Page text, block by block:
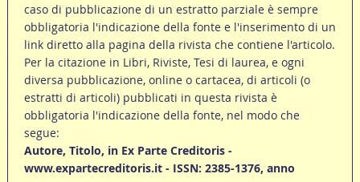
caso di pubblicazione di un estratto parziale è sempre
obbligatoria l'indicazione della fonte e l'inserimento di un
link diretto alla pagina della rivista che contiene l'articolo.
Per la citazione in Libri, Riviste, Tesi di laurea, e ogni
diversa pubblicazione, online o cartacea, di articoli (o
estratti di articoli) pubblicati in questa rivista è
obbligatoria l'indicazione della fonte, nel modo che
segue:
Autore, Titolo, in Ex Parte Creditoris -
www.expartecreditoris.it - ISSN: 2385-1376, anno